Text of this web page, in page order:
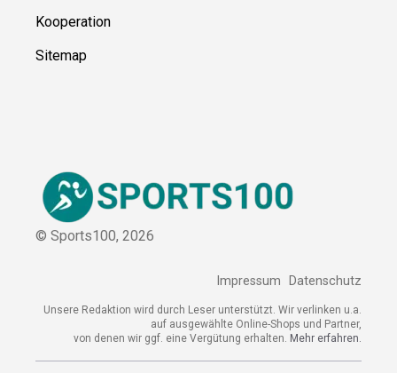
Kooperation
Sitemap
© Sports100, 2026
Impressum Datenschutz
Unsere Redaktion wird durch Leser unterstützt. Wir verlinken
u.a. auf ausgewählte Online-Shops und Partner,
von denen wir ggf. eine Vergütung erhalten.Mehr erfahren.